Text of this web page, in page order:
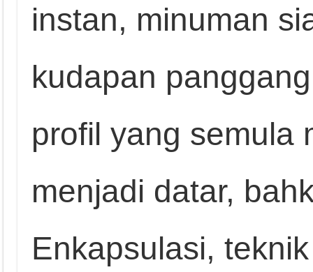
instan, minuman
kudapan
profil yang semula
menjadi datar,
Enkapsulasi,